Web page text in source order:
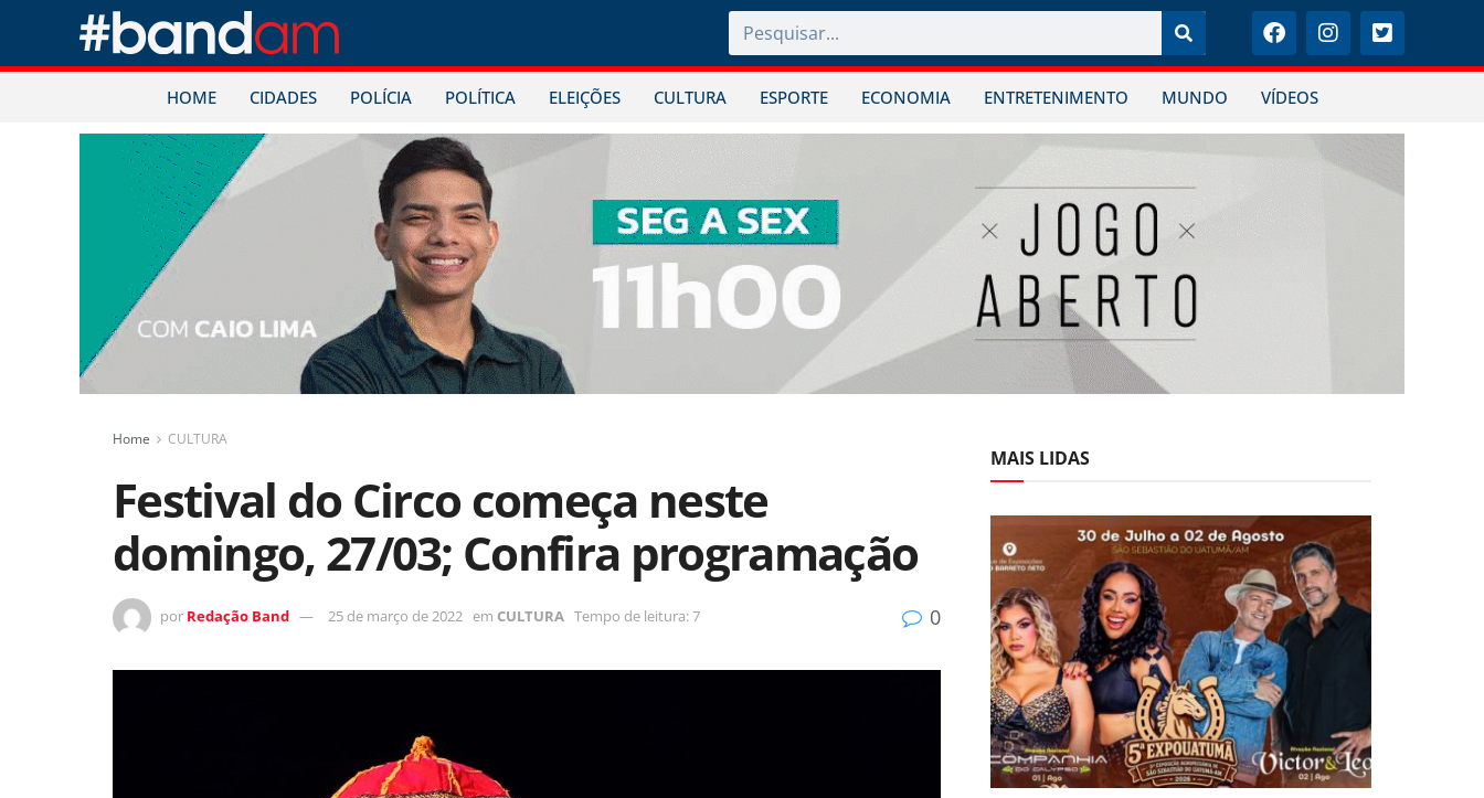
HOME CIDADES POLÍCIA POLÍTICA ELEIÇÕES CULTURA ESPORTE ECONOMIA ENTRETENIMENTO MUNDO VÍDEOS
Home CULTURA
Festival do Circo começa neste
domingo, 27/03; Confira programação
por Redação Band 25 de março de 2022 em CULTURA Tempo de leitura: 7 0
MAIS LIDAS